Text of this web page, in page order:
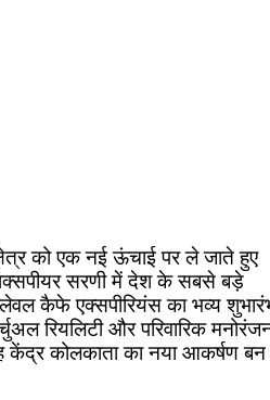
को एक नई ऊंचाई पर ले जाते हुए
सरणी में देश के सबसे बड़े
लेवल कैफे एक्सपीरियंस का भव्य
रियलिटी और परिवारिक
कोलकाता का नया आकर्षण बन